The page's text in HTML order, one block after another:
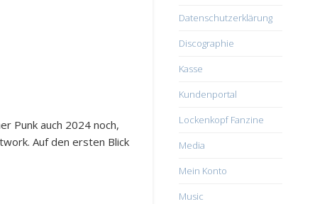
Punk auch 2024 noch,
Auf den ersten Blick
Datenschutzerklärung
Discographie
Kasse
Kundenportal
Lockenkopf Fanzine
Media
Mein Konto
Music